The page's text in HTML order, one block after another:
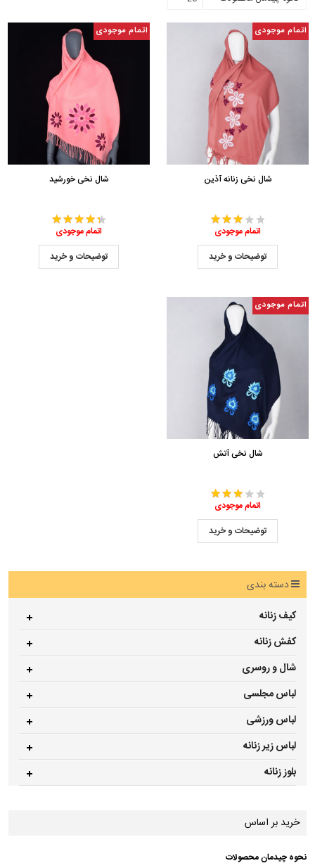
اتمام موجودی
شال نخی زنانه آذین
اتمام موجودی
توضیحات و خرید
اتمام موجودی
شال نخی خورشید
اتمام موجودی
توضیحات و خرید
اتمام موجودی
شال نخی آتش
اتمام موجودی
توضیحات و خرید
دسته بندی
کیف زنانه
کفش زنانه
شال و روسری
لباس مجلسی
لباس ورزشی
لباس زیر زنانه
بلوز زنانه
خرید بر اساس
نحوه چیدمان محصولات